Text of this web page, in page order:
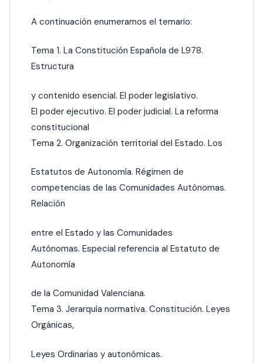
A continuación enumeramos el temario:
Tema 1. La Constitución Española de L978.
Estructura
y contenido esencial. El poder legislativo.
El poder ejecutivo. El poder judicial. La reforma
constitucional
Tema 2. Organización territorial del Estado. Los
Estatutos de Autonomía. Régimen de
competencias de las Comunidades Autónomas.
Relación
entre el Estado y las Comunidades
Autónomas. Especial referencia al Estatuto de
Autonomía
de la Comunidad Valenciana.
Tema 3. Jerarquía normativa. Constitución. Leyes
Orgánicas,
Leyes Ordinarias y autonómicas.